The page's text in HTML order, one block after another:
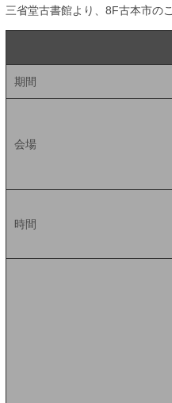
三省堂古書館より、8F古本市の
期間
会場
時間